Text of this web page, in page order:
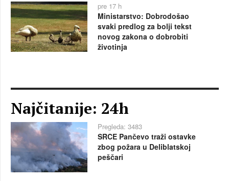
pre 17 h
Ministarstvo: Dobrodošao
svaki predlog za bolji tekst
novog zakona o dobrobiti
životinja
Najčitanije: 24h
Pregleda: 3483
SRCE Pančevo traži ostavke
zbog požara u Deliblatskoj
peščari